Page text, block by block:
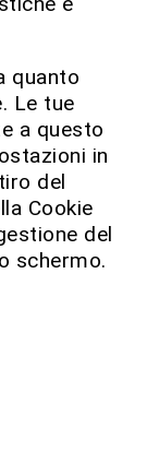
quanto
Le tue
a questo
in
del
Cookie
del
schermo.